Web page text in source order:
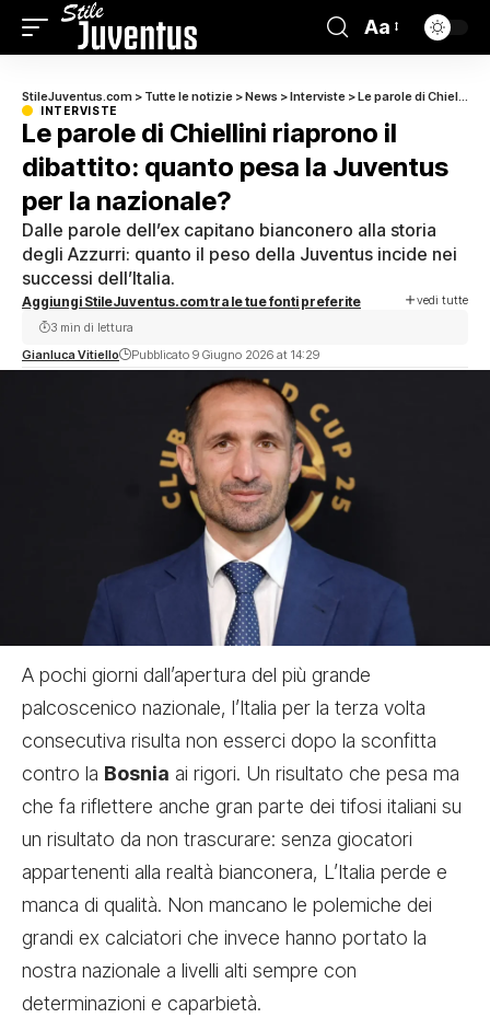
Aa
StileJuventus.com > Tutte le notizie >News >Interviste >Le parole di Chiellini riaprono il dibattito: quanto pesa la Juventus per la nazionale?
INTERVISTE
Le parole di Chiellini riaprono il
dibattito: quanto pesa la Juventus
per la nazionale?
Dalle parole dell’ex capitano bianconero alla storia
degli Azzurri: quanto il peso della Juventus incide nei
successi dell’Italia.
Aggiungi StileJuventus.com tra le tue fonti preferite vedi tutte
Gianluca Vitiello Pubblicato 9 Giugno 2026 at 14:29
3 min di lettura
A pochi giorni dall’apertura del più grande
palcoscenico nazionale, l’Italia per la terza volta
consecutiva risulta non esserci dopo la sconfitta
contro la Bosnia ai rigori. Un risultato che pesa ma
che fa riflettere anche gran parte dei tifosi italiani su
un risultato da non trascurare: senza giocatori
appartenenti alla realtà bianconera, L’Italia perde e
manca di qualità. Non mancano le polemiche dei
grandi ex calciatori che invece hanno portato la
nostra nazionale a livelli alti sempre con
determinazioni e caparbietà.